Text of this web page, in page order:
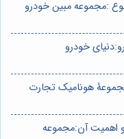
:مجموعه مبین خودرو
خودرو
هونامیک تجارت
اهمیت آن:مجموعه